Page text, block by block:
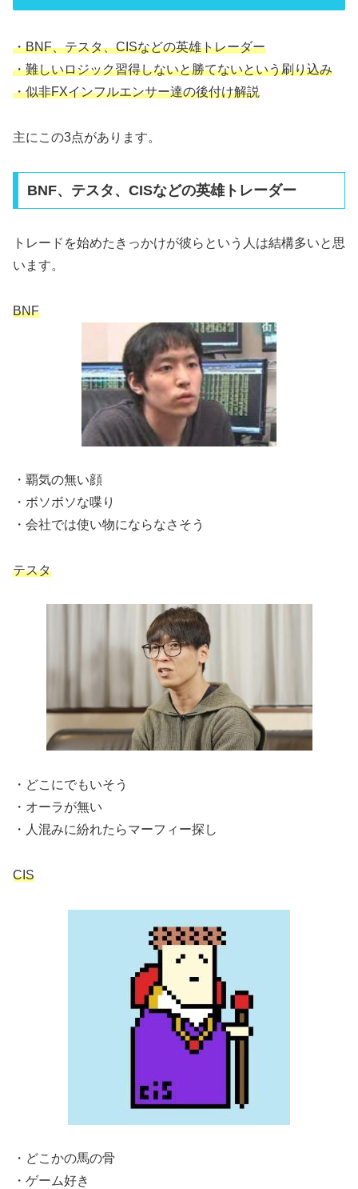
・BNF、テスタ、CISなどの英雄トレーダー
・難しいロジック習得しないと勝てないという刷り込み
・似非FXインフルエンサー達の後付け解説
主にこの3点があります。
BNF、テスタ、CISなどの英雄トレーダー
トレードを始めたきっかけが彼らという人は結構多いと思
います。
BNF
・覇気の無い顔
・ボソボソな喋り
・会社では使い物にならなさそう
テスタ
・どこにでもいそう
・オーラが無い
・人混みに紛れたらマーフィー探し
CIS
・どこかの馬の骨
・ゲーム好き